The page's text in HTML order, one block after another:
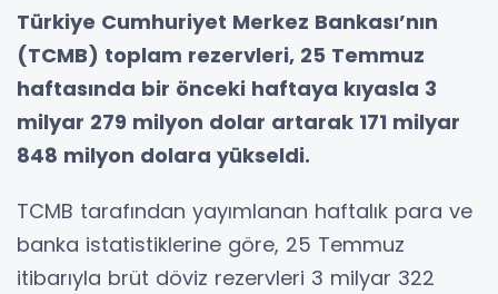
Türkiye Cumhuriyet Merkez Bankası’nın
(TCMB) toplam rezervleri, 25 Temmuz
haftasında bir önceki haftaya kıyasla 3
milyar 279 milyon dolar artarak 171 milyar
848 milyon dolara yükseldi.
TCMB tarafından yayımlanan haftalık para ve
banka istatistiklerine göre, 25 Temmuz
itibarıyla brüt döviz rezervleri 3 milyar 322